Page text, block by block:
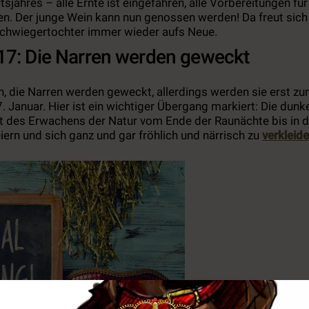
Der junge Wein kann nun genossen werden! Da freut sich
immer wieder aufs Neue.
Die Narren werden geweckt
Narren werden geweckt, allerdings werden sie erst
Januar. Hier ist ein wichtiger Übergang markiert: Die
Erwachens der Natur vom Ende der Raunächte bis in
und sich ganz und gar fröhlich und närrisch zu